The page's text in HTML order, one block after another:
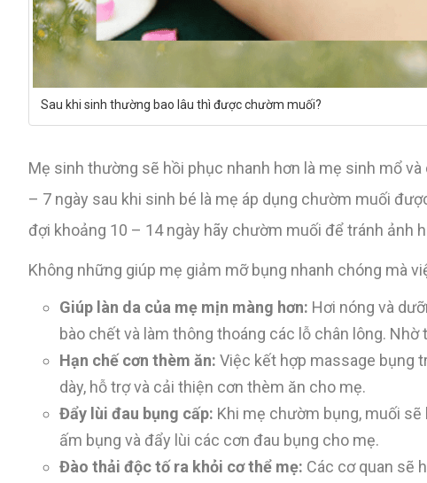
Sau khi sinh thường bao lâu thì được chườm muối?
Mẹ sinh thường sẽ hồi phục nhanh hơn là mẹ sinh mổ
– 7 ngày sau khi sinh bé là mẹ áp dụng chườm muối
đợi khoảng 10 – 14 ngày hãy chườm muối để tránh ảnh
Không những giúp mẹ giảm mỡ bụng nhanh chóng mà
Giúp làn da của mẹ mịn màng hơn: Hơi nóng và
bào chết và làm thông thoáng các lỗ chân lông.
Hạn chế cơn thèm ăn: Việc kết hợp massage bụng
dày, hỗ trợ và cải thiện cơn thèm ăn cho mẹ.
Đẩy lùi đau bụng cấp: Khi mẹ chườm bụng, muối
ấm bụng và đẩy lùi các cơn đau bụng cho mẹ.
Đào thải độc tố ra khỏi cơ thể mẹ: Các cơ quan sẽ